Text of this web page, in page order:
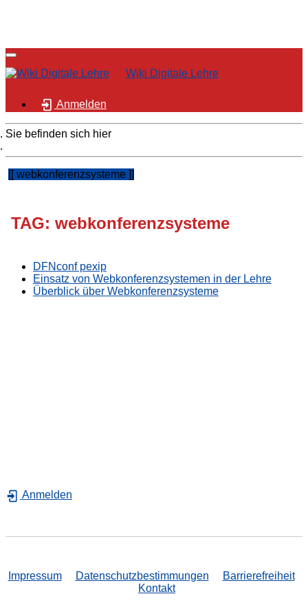
Wiki Digitale Lehre
Anmelden
Sie befinden sich hier
webkonferenzsysteme
TAG: webkonferenzsysteme
DFNconf pexip
Einsatz von Webkonferenzsystemen in der Lehre
Überblick über Webkonferenzsysteme
Anmelden
Impressum Datenschutzbestimmungen
Barrierefreiheit
Kontakt